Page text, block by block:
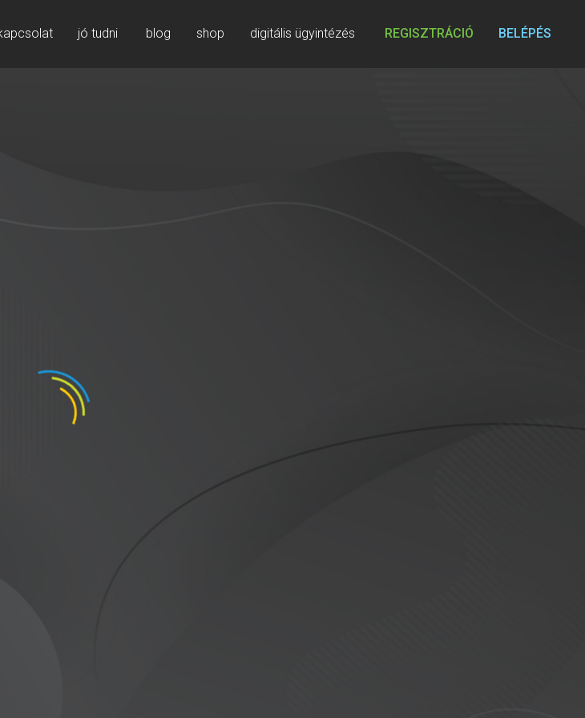
jó tudni blog shop digitális ügyintézés REGISZTRÁCIÓ BELÉPÉS